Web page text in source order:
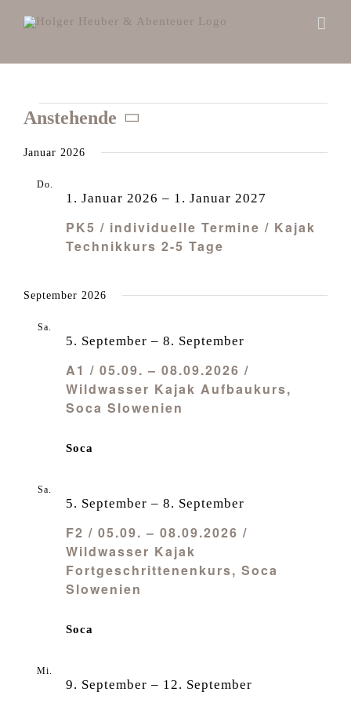
Inhalt
Veranstaltungen
Anstehende
wählen.
Januar 2026
Do.
PK5 / individuelle Termine / Kajak
Technikkurs 2-5 Tage
1. Januar 2026 – 1. Januar 2027
September 2026
Sa.
A1 / 05.09. – 08.09.2026 /
Wildwasser Kajak Aufbaukurs,
Soca Slowenien
5. September – 8. September
Soca
Sa.
F2 / 05.09. – 08.09.2026 /
Wildwasser Kajak
Fortgeschrittenenkurs, Soca
Slowenien
5. September – 8. September
Soca
Mi.
9. September – 12. September